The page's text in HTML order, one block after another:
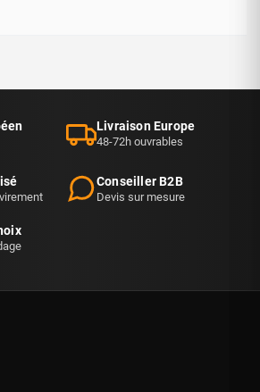
il fait gagner de la place et
✓ Achat vérifié
Livraison Europe
48-72h ouvrables
Conseiller B2B
Devis sur mesure